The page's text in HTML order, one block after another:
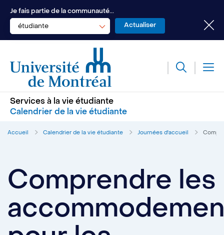
Je fais partie de la communauté...
étudiante
Services à la vie étudiante
Calendrier de la vie étudiante
Accueil Calendrier de la vie étudiante Journées d'accueil
Comprendre les